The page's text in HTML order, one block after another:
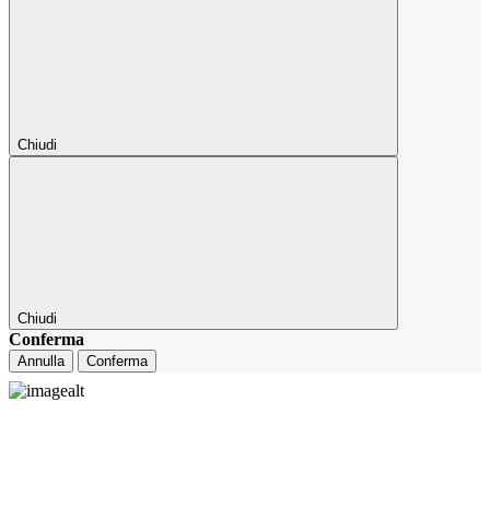
Chiudi
Chiudi
Conferma
Annulla Conferma